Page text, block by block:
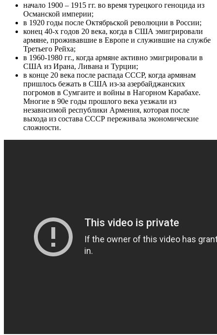
начало 1900 – 1915 гг. во время турецкого геноцида из
Османской империи;
в 1920 годы после Октябрьской революции в России;
конец 40-х годов 20 века, когда в США эмигрировали
армяне, проживавшие в Европе и служившие на службе
Третьего Рейха;
в 1960-1980 гг., когда армяне активно эмигрировали в
США из Ирана, Ливана и Турции;
в конце 20 века после распада СССР, когда армянам
пришлось бежать в США из-за азербайджанских
погромов в Сумгаите и войны в Нагорном Карабахе.
Многие в 90е годы прошлого века уезжали из
независимой республики Армения, которая после
выхода из состава СССР переживала экономические
сложности.